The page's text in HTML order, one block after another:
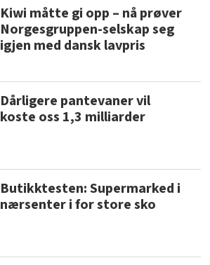
Kiwi måtte gi opp – nå prøver
Norgesgruppen-selskap seg
igjen med dansk lavpris
Dårligere pantevaner vil
koste oss 1,3 milliarder
Butikktesten: Supermarked i
nærsenter i for store sko